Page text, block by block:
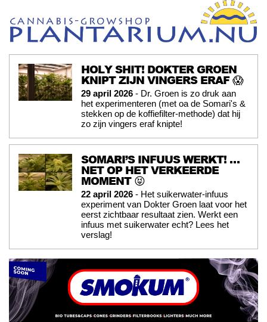
HOLY SHIT! DOKTER GROEN
KNIPT ZIJN VINGERS ERAF 😱
29 april 2026 - Dr. Groen is zo druk aan
het experimenteren (met oa de Somari's &
stekken op de koffiefilter-methode) dat hij
zo zijn vingers eraf knipte!
SOMARI’S INFUUS WERKT! …
NET OP HET VERKEERDE
MOMENT 😝
22 april 2026 - Het suikerwater-infuus
experiment van Dokter Groen laat voor het
eerst zichtbaar resultaat zien. Werkt een
infuus met suikerwater echt? Lees het
verslag!